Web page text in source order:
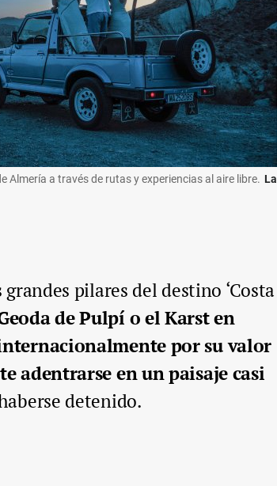
Almería a través de rutas y experiencias al aire libre. La
pilares del destino ‘Costa
de Pulpí o el Karst en
por su valor
adentrarse en un paisaje casi
detenido.